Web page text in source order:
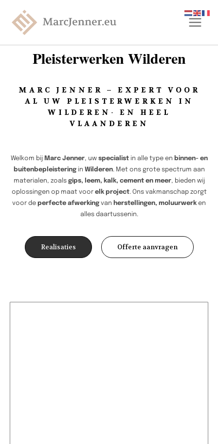
Pleisterwerken Wilderen
MARC JENNER – EXPERT VOOR
AL UW PLEISTERWERKEN IN
WILDEREN- EN HEEL
VLAANDEREN
Welkom bij Marc Jenner, uw specialistin alle type en binnen- en
buitenbepleisteringin Wilderen. Met ons grote spectrum aan
materialen, zoals gips, leem, kalk, cement en meer, bieden wij
oplossingen op maat voor elk project. Ons vakmanschap zorgt
voor de perfecte afwerking van herstellingen, moluurwerk en
alles daartussenin.
Realisaties Offerte aanvragen